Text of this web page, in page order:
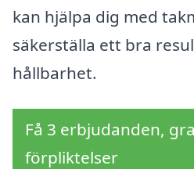
kan hjälpa dig med
säkerställa ett bra
hållbarhet.
Få 3 erbjudanden,
förpliktelser